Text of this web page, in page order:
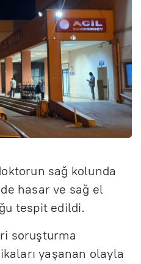
sağ kolunda
hasar ve sağ el
tespit edildi.
soruşturma
yaşanan olayla